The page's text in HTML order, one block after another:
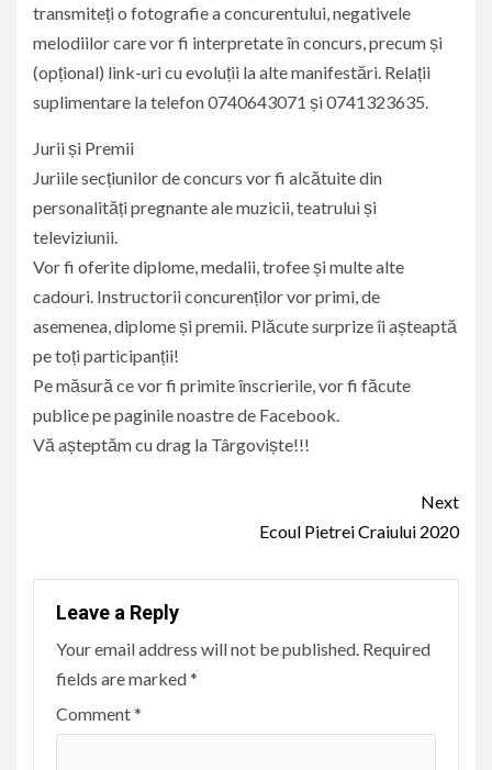
transmiteți o fotografie a concurentului, negativele
melodiilor care vor fi interpretate în concurs, precum și
(opțional) link-uri cu evoluții la alte manifestări. Relații
suplimentare la telefon 0740643071 și 0741323635.
Jurii și Premii
Juriile secțiunilor de concurs vor fi alcătuite din
personalități pregnante ale muzicii, teatrului și
televiziunii.
Vor fi oferite diplome, medalii, trofee și multe alte
cadouri. Instructorii concurenților vor primi, de
asemenea, diplome și premii. Plăcute surprize îi așteaptă
pe toți participanții!
Pe măsură ce vor fi primite înscrierile, vor fi făcute
publice pe paginile noastre de Facebook.
Vă așteptăm cu drag la Târgoviște!!!
Next
Ecoul Pietrei Craiului 2020
Leave a Reply
Your email address will not be published. Required
fields are marked*
Comment*